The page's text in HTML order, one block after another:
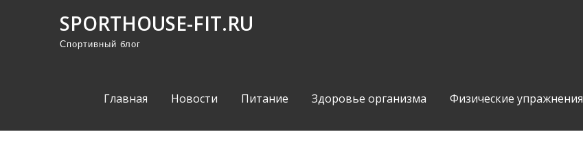
SPORTHOUSE-FIT.RU
Спортивный блог
Главная Новости Питание Здоровье организма Физические упражнения